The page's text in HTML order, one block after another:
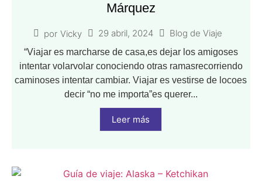
Márquez
por Vicky 29 abril, 2024 Blog de Viaje
“Viajar es marcharse de casa,es dejar los amigoses
intentar volarvolar conociendo otras ramasrecorriendo
caminoses intentar cambiar. Viajar es vestirse de locoes
decir “no me importa”es querer...
Leer más